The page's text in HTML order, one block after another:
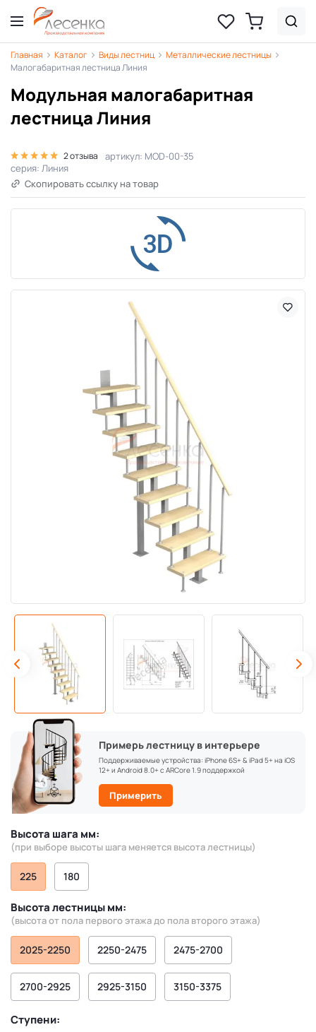
Главная Каталог Виды лестниц
Металлические лестницы
Малогабаритная лестница Линия
Модульная малогабаритная
лестница Линия
2 отзыва
артикул: MOD-00-35
серия: Линия
Скопировать ссылку на товар
Примерь лестницу в интерьере
Поддерживаемые устройства: iPhone 6S+ & iPad 5+ на iOS
12+ и Android 8.0+ с ARCore 1.9 поддержкой
Примерить
Высота шага мм:
(при выборе высоты шага меняется высота лестницы)
225 180
Высота лестницы мм:
(высота от пола первого этажа до пола второго этажа)
2025-2250 2250-2475 2475-2700
2700-2925 2925-3150 3150-3375
Ступени: